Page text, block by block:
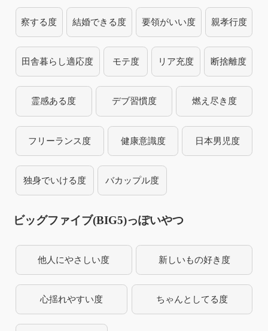
察する度 結婚できる度 要領がいい度 親孝行度
田舎暮らし適応度 モテ度 リア充度 断捨離度
霊感ある度 デブ習慣度 燃え尽き度
フリーランス度 健康意識度 日本男児度
独身でいける度 バカップル度
ビッグファイブ(BIG5)っぽいやつ
他人にやさしい度 新しいもの好き度
心揺れやすい度 ちゃんとしてる度